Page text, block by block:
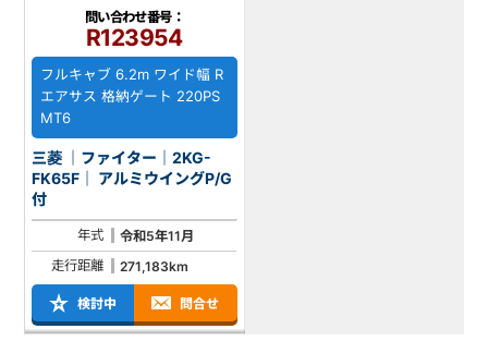
問い合わせ番号：
R123954
フルキャブ 6.2m ワイド幅 R
エアサス 格納ゲート 220PS
MT6
三菱 ｜ファイター｜2KG-
FK65F｜ アルミウイングP/G
付
年式
令和5年11月
走行距離
271,183km
検討中 問合せ